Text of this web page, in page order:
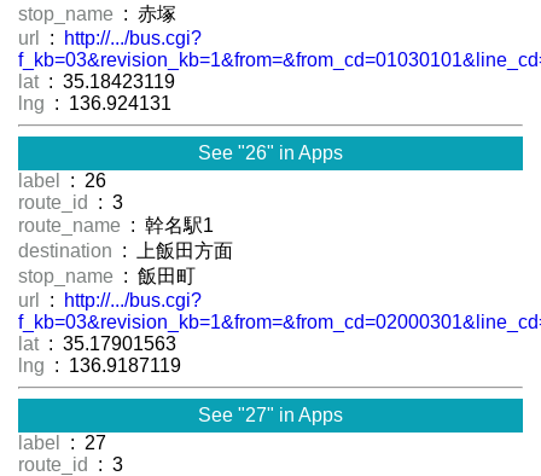
stop_name : 赤塚
url
:
http://.../bus.cgi?
lat : 35.18423119
lng : 136.924131
See "26" in Apps
label
: 26
route_id
: 3
route_name : 幹名駅1
destination : 上飯田方面
stop_name : 飯田町
url
:
http://.../bus.cgi?
lat : 35.17901563
lng : 136.9187119
See "27" in Apps
label
: 27
route_id
: 3